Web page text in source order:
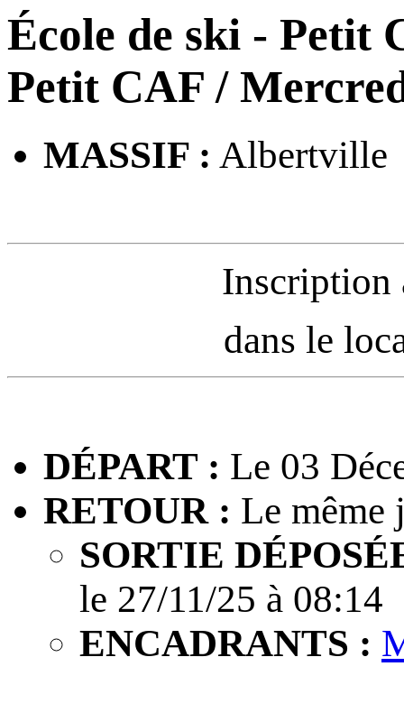
École de ski - Petit
Petit CAF /
MASSIF : Albertville
Inscription
dans le
DÉPART : Le 03
RETOUR : Le même
SORTIE
le 27/11/25 à 08:14
ENCADRANTS :